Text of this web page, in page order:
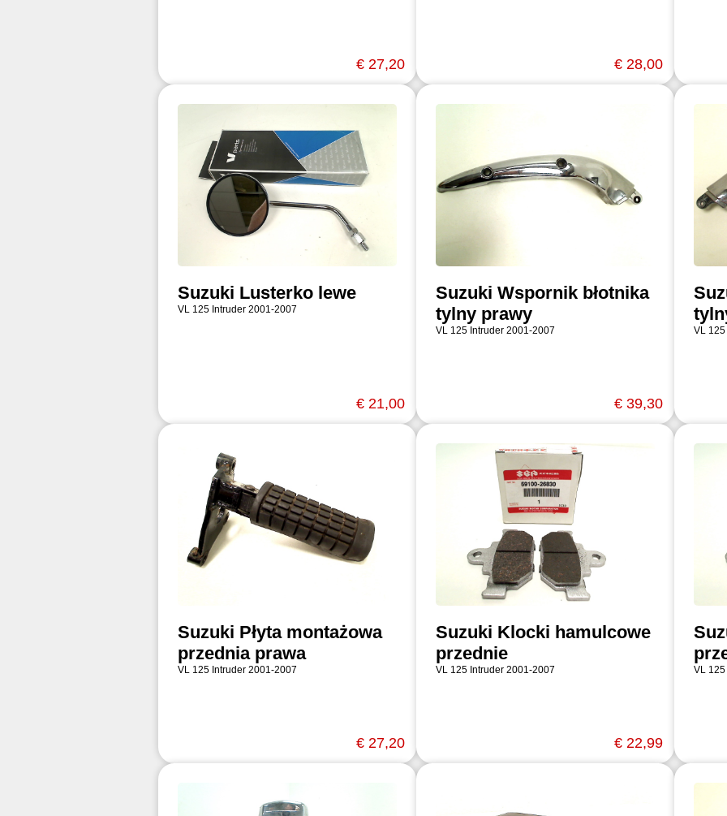
€ 27,20 € 28,00
Suzuki Lusterko lewe
VL 125 Intruder 2001-2007
€ 21,00
Suzuki Wspornik błotnika
tylny prawy
VL 125 Intruder 2001-2007
€ 39,30
VL
Suzuki Płyta montażowa
przednia prawa
VL 125 Intruder 2001-2007
€ 27,20
Suzuki Klocki hamulcowe
przednie
VL 125 Intruder 2001-2007
€ 22,99
VL